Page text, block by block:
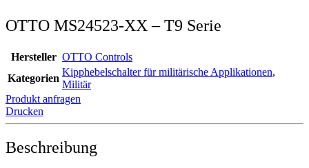
OTTO MS24523-XX – T9 Serie
Hersteller OTTO Controls
Kategorien
Kipphebelschalter für militärische Applikationen,
Militär
Produkt anfragen
Drucken
Beschreibung